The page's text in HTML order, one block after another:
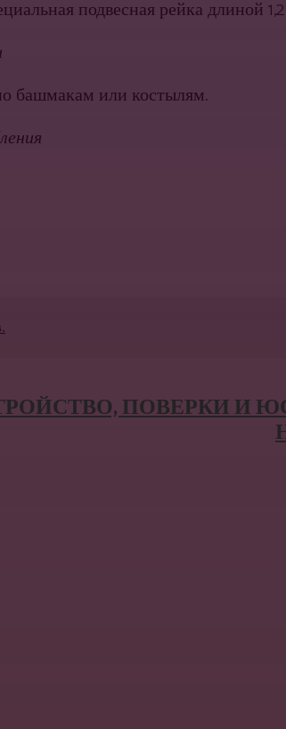
подвесная рейка длиной
башмакам или костылям.
ПОВЕРКИ И